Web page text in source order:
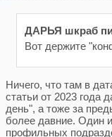
ДАРЬЯ шкраб
Вот держите
Ничего, что там в
статьи от 2023 года
день", а тоже за
более давние. Один
профильных